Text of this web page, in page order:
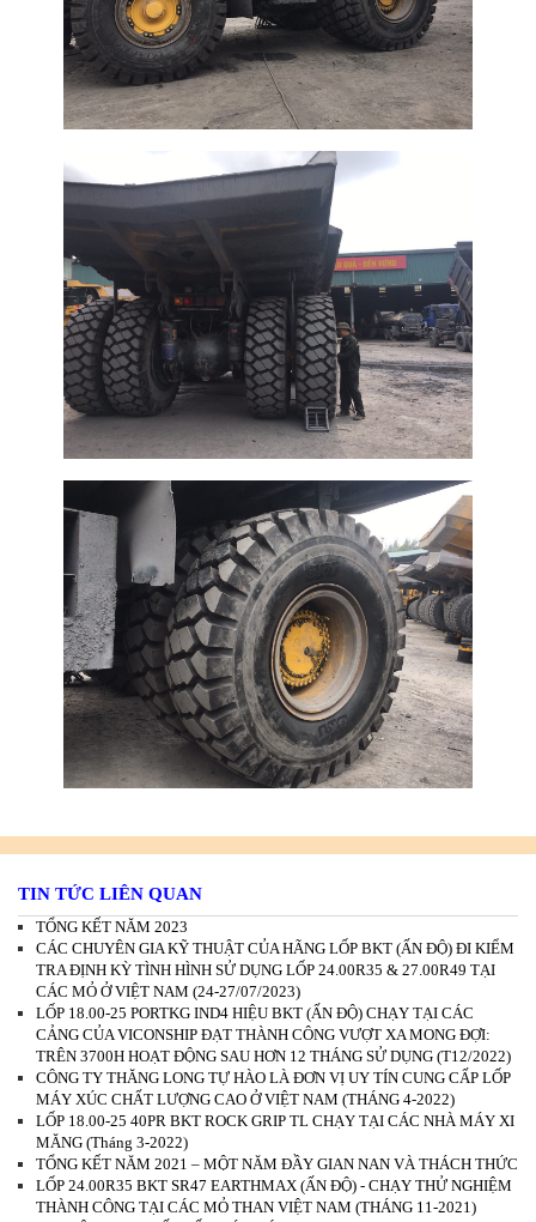
TIN TỨC LIÊN QUAN
TỔNG KẾT NĂM 2023
CÁC CHUYÊN GIA KỸ THUẬT CỦA HÃNG LỐP BKT (ẤN ĐỘ) ĐI KIỂM
TRA ĐỊNH KỲ TÌNH HÌNH SỬ DỤNG LỐP 24.00R35 & 27.00R49 TẠI
CÁC MỎ Ở VIỆT NAM (24-27/07/2023)
LỐP 18.00-25 PORTKG IND4 HIỆU BKT (ẤN ĐỘ) CHẠY TẠI CÁC
CẢNG CỦA VICONSHIP ĐẠT THÀNH CÔNG VƯỢT XA MONG ĐỢI:
TRÊN 3700H HOẠT ĐỘNG SAU HƠN 12 THÁNG SỬ DỤNG (T12/2022)
CÔNG TY THĂNG LONG TỰ HÀO LÀ ĐƠN VỊ UY TÍN CUNG CẤP LỐP
MÁY XÚC CHẤT LƯỢNG CAO Ở VIỆT NAM (THÁNG 4-2022)
LỐP 18.00-25 40PR BKT ROCK GRIP TL CHẠY TẠI CÁC NHÀ MÁY XI
MĂNG (Tháng 3-2022)
TỔNG KẾT NĂM 2021 – MỘT NĂM ĐẦY GIAN NAN VÀ THÁCH THỨC
LỐP 24.00R35 BKT SR47 EARTHMAX (ẤN ĐỘ) - CHẠY THỬ NGHIỆM
THÀNH CÔNG TẠI CÁC MỎ THAN VIỆT NAM (THÁNG 11-2021)